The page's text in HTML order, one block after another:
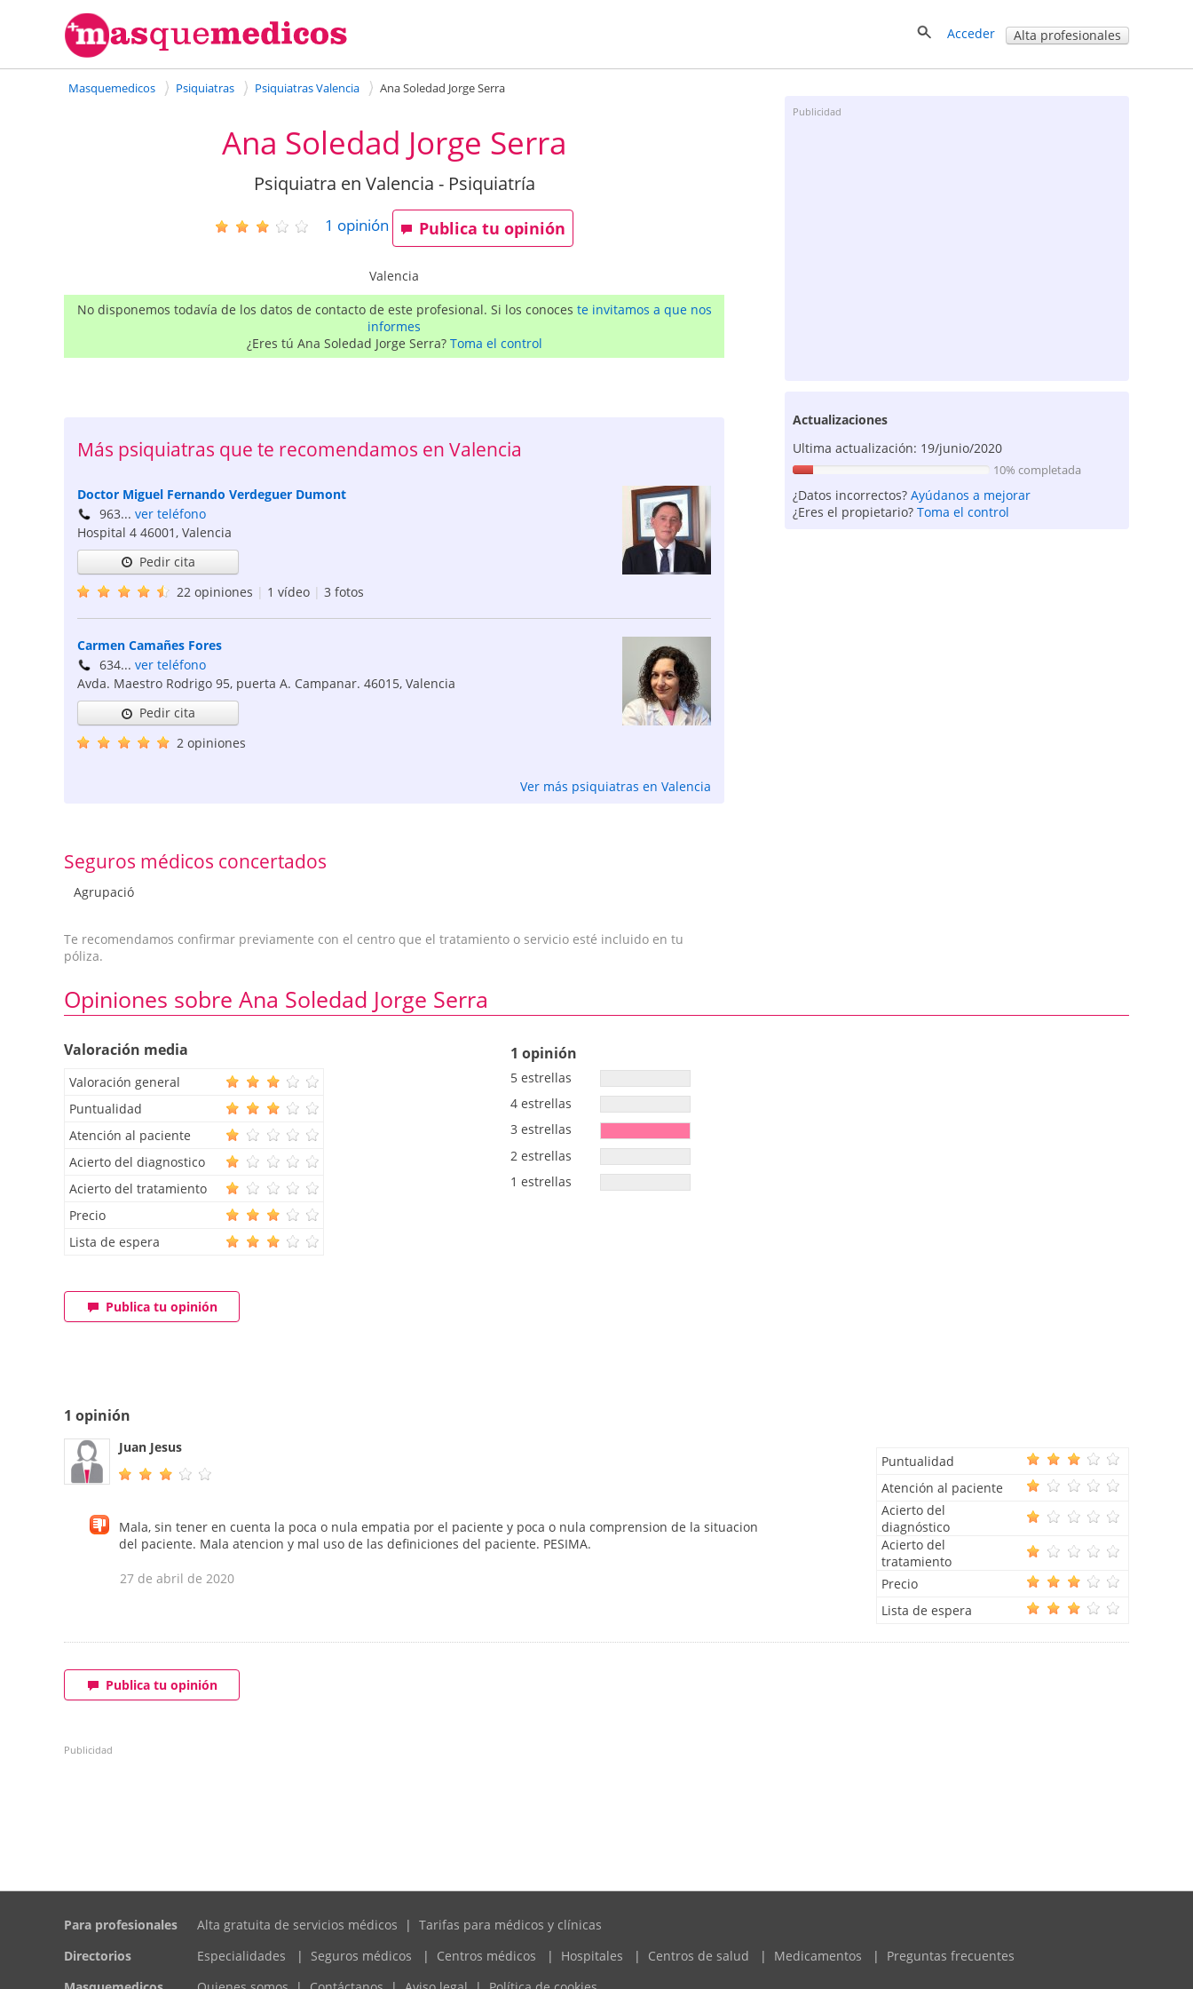
Acceder Alta profesionales
Masquemedicos Psiquiatras Psiquiatras Valencia Ana Soledad Jorge Serra
Ana Soledad Jorge Serra
Psiquiatra en Valencia - Psiquiatría
1 opinión Publica tu opinión
Valencia
No disponemos todavía de los datos de contacto de este profesional. Si los conoces te invitamos a que nos
informes
¿Eres tú Ana Soledad Jorge Serra? Toma el control
Más psiquiatras que te recomendamos en Valencia
Doctor Miguel Fernando Verdeguer Dumont
963... ver teléfono
Hospital 4 46001, Valencia
Pedir cita
22 opiniones | 1 vídeo | 3 fotos
Carmen Camañes Fores
634... ver teléfono
Avda. Maestro Rodrigo 95, puerta A. Campanar. 46015, Valencia
Pedir cita
2 opiniones
Ver más psiquiatras en Valencia
Seguros médicos concertados
Agrupació
Te recomendamos confirmar previamente con el centro que el tratamiento o servicio esté incluido en tu
póliza.
Publicidad
Actualizaciones
Ultima actualización: 19/junio/2020
10% completada
¿Datos incorrectos?Ayúdanos a mejorar
¿Eres el propietario?Toma el control
Opiniones sobre Ana Soledad Jorge Serra
Valoración media
Valoración general
Puntualidad
Atención al paciente
Acierto del diagnostico
Acierto del tratamiento
Precio
Lista de espera
1 opinión
5 estrellas
4 estrellas
3 estrellas
2 estrellas
1 estrellas
Publica tu opinión
1 opinión
Juan Jesus
Mala, sin tener en cuenta la poca o nula empatia por el paciente y poca o nula comprension de la situacion
del paciente. Mala atencion y mal uso de las definiciones del paciente. PESIMA.
27 de abril de 2020
Puntualidad
Atención al paciente
Acierto del
diagnóstico
Acierto del
tratamiento
Precio
Lista de espera
Publica tu opinión
Publicidad
Para profesionales Alta gratuita de servicios médicos | Tarifas para médicos y clínicas
Directorios
Especialidades | Seguros médicos | Centros médicos | Hospitales | Centros de salud | Medicamentos |
Preguntas frecuentes